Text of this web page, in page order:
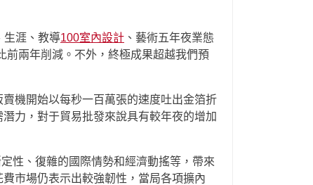
生涯、教導100室內設計 、藝術五年夜業態
前兩年削減。不外，終極成果超越我們預
機開始以每秒一百萬張的速度吐出金箔折
力，對于貿易批發來說具有較年夜的增加
性、復雜的國際情勢和經濟動搖等，帶來
市場仍表示出較強韌性，當局各項擴內